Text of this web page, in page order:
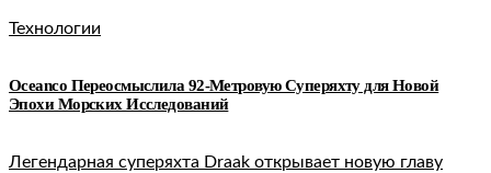
Технологии
Oceanco Переосмыслила 92-Метровую Суперяхту для Новой
Эпохи Морских Исследований
Легендарная суперяхта Draak открывает новую главу